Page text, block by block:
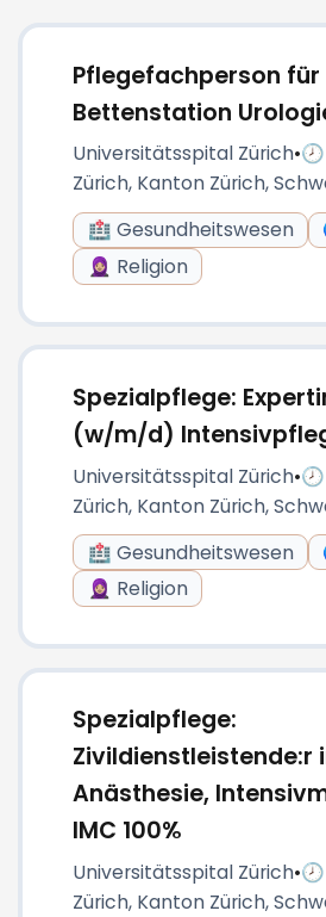
Pflegefachperson für
Bettenstation
Universitätsspital Zürich•
Zürich, Kanton Zürich,
🏥 Gesundheitswesen
🧕🏼 Religion
Spezialpflege:
(w/m/d)
Universitätsspital Zürich•
Zürich, Kanton Zürich,
🏥 Gesundheitswesen
🧕🏼 Religion
Spezialpflege:
Zivildienstleistende:r
Anästhesie,
IMC 100%
Universitätsspital Zürich•
Zürich, Kanton Zürich,